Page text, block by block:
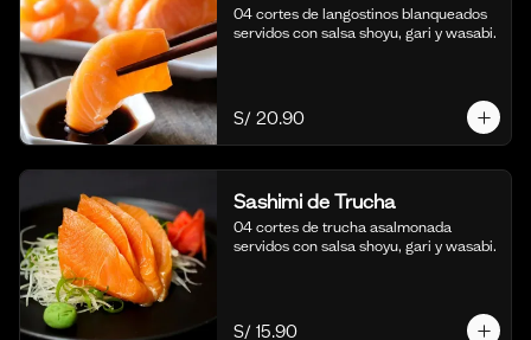
04 cortes de langostinos blanqueados
servidos con salsa shoyu, gari y wasabi.
S/ 20.90
Sashimi de Trucha
04 cortes de trucha asalmonada
servidos con salsa shoyu, gari y wasabi.
S/ 15.90